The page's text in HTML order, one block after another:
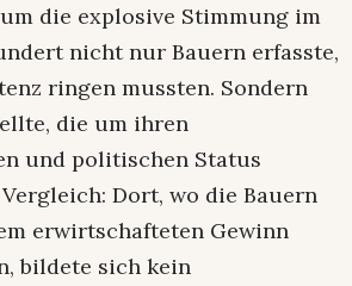
die explosive Stimmung im
nicht nur Bauern erfasste,
ringen mussten. Sondern
die um ihren
und politischen Status
Dort, wo die Bauern
erwirtschafteten Gewinn
bildete sich kein